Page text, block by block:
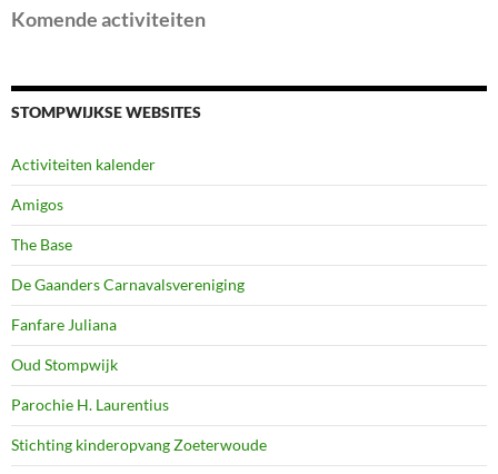
Komende activiteiten
STOMPWIJKSE WEBSITES
Activiteiten kalender
Amigos
The Base
De Gaanders Carnavalsvereniging
Fanfare Juliana
Oud Stompwijk
Parochie H. Laurentius
Stichting kinderopvang Zoeterwoude